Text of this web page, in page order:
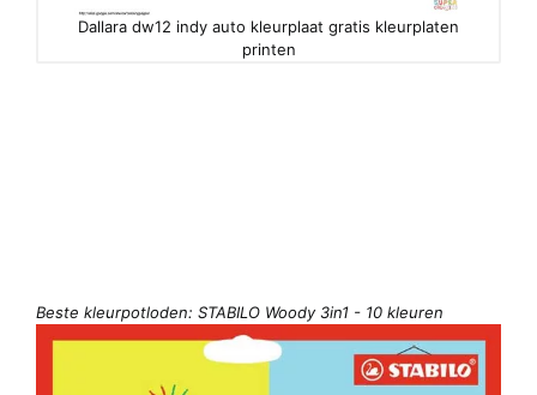
Dallara dw12 indy auto kleurplaat gratis kleurplaten
printen
Beste kleurpotloden: STABILO Woody 3in1 - 10 kleuren